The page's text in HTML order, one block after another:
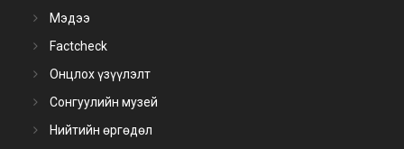
Мэдээ
Factcheck
Онцлох үзүүлэлт
Сонгуулийн музей
Нийтийн өргөдөл